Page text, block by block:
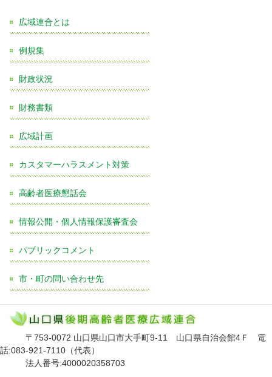
広域連合とは
例規集
財政状況
財務書類
広域計画
カスタマーハラスメント対策
高齢者医療懇話会
情報公開・個人情報保護審査会
パブリックコメント
市・町の問い合わせ先
〒753-0072 山口県山口市大手町9-11 山口県自治会館4Ｆ 電
話:083-921-7110（代表）
法人番号:4000020358703